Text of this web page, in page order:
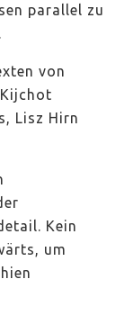
parallel zu
von
Lisz Hirn
Kein
um